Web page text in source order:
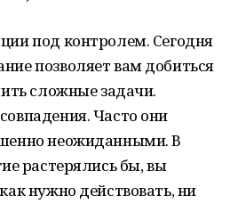
под контролем. Сегодня
позволяет вам добиться
сложные задачи.
Часто они
неожиданными. В
растерялись бы, вы
нужно действовать, ни